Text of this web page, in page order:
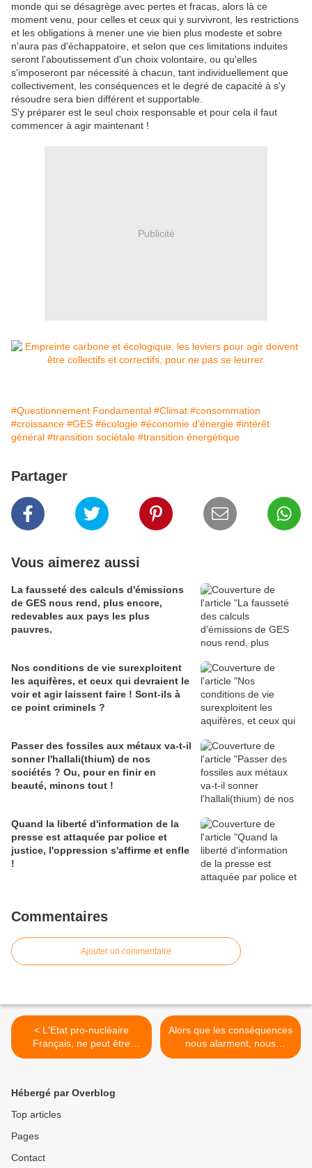
monde qui se désagrège avec pertes et fracas, alors là ce
moment venu, pour celles et ceux qui y survivront, les restrictions
et les obligations à mener une vie bien plus modeste et sobre
n'aura pas d'échappatoire, et selon que ces limitations induites
seront l'aboutissement d'un choix volontaire, ou qu'elles
s'imposeront par nécessité à chacun, tant individuellement que
collectivement, les conséquences et le degré de capacité à s'y
résoudre sera bien différent et supportable.
S'y préparer est le seul choix responsable et pour cela il faut
commencer à agir maintenant !
Publicité
#Questionnement Fondamental #Climat #consommation
#croissance #GES #écologie #économie d'énergie #intérêt
général #transition sociétale #transition énergétique
Partager
Vous aimerez aussi
La fausseté des calculs d'émissions
de GES nous rend, plus encore,
redevables aux pays les plus
pauvres.
Nos conditions de vie surexploitent
les aquifères, et ceux qui devraient le
voir et agir laissent faire ! Sont-ils à
ce point criminels ?
Passer des fossiles aux métaux va-t-il
sonner l'hallali(thium) de nos
sociétés ? Ou, pour en finir en
beauté, minons tout !
Quand la liberté d'information de la
presse est attaquée par police et
justice, l'oppression s'affirme et enfle
!
Commentaires
Ajouter un commentaire
< L'Etat pro-nucléaire
Français, ne peut être
remis en cause que par un
meilleur moment que
Alors que les conséquences
nous alarment, nous
rechignons pourtant de
Hébergé par Overblog
Top articles
Pages
Contact